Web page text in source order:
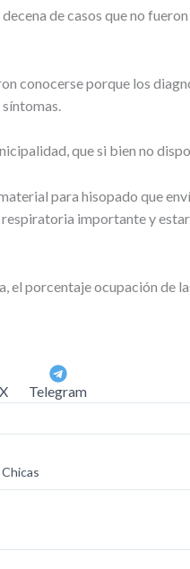
de casos que no
conocerse porque los
que si bien no
para hisopado que
importante y
el porcentaje ocupación de
Telegram